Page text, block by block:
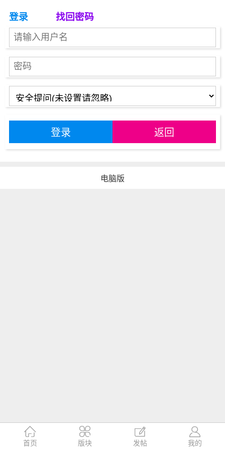
登录 找回密码
登录 返回

首页

版块

发帖

我的
电脑版